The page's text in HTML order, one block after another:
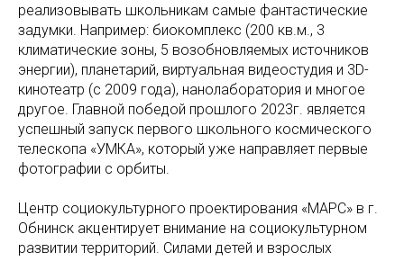
реализовывать школьникам самые фантастические
задумки. Например: биокомплекс (200 кв.м., 3
климатические зоны, 5 возобновляемых источников
энергии), планетарий, виртуальная видеостудия и 3D-
кинотеатр (с 2009 года), нанолаборатория и многое
другое. Главной победой прошлого 2023г. является
успешный запуск первого школьного космического
телескопа «УМКА», который уже направляет первые
фотографии с орбиты.
Центр социокультурного проектирования «МАРС» в г.
Обнинск акцентирует внимание на социокультурном
развитии территорий. Силами детей и взрослых